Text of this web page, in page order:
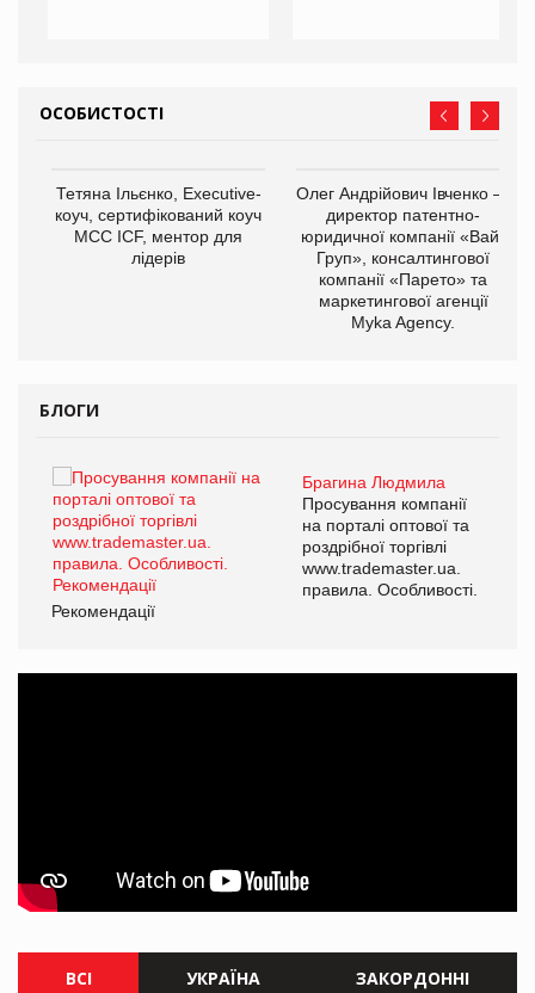
ОСОБИСТОСТІ
Тетяна Ільєнко, Executive-
коуч, сертифікований коуч
МСС ICF, ментор для
лідерів
Олег Андрійович Івченко —
директор патентно-
юридичної компанії «Вайз
Груп», консалтингової
компанії «Парето» та
маркетингової агенції
Myka Agency.
БЛОГИ
Брагина Людмила
Просування компанії
на порталі оптової та
роздрібної торгівлі
www.trademaster.ua.
правила. Особливості.
Рекомендації
ВСІ УКРАЇНА ЗАКОРДОННІ